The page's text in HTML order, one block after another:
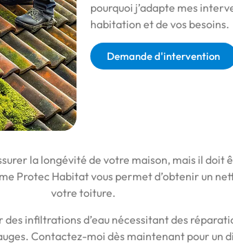
pourquoi j’adapte mes
habitation et de vos besoins.
Demande d'intervention
la longévité de votre maison, mais il
Protec Habitat vous permet d’obtenir un
votre toiture.
infiltrations d’eau nécessitant des
Contactez-moi dès maintenant pour un